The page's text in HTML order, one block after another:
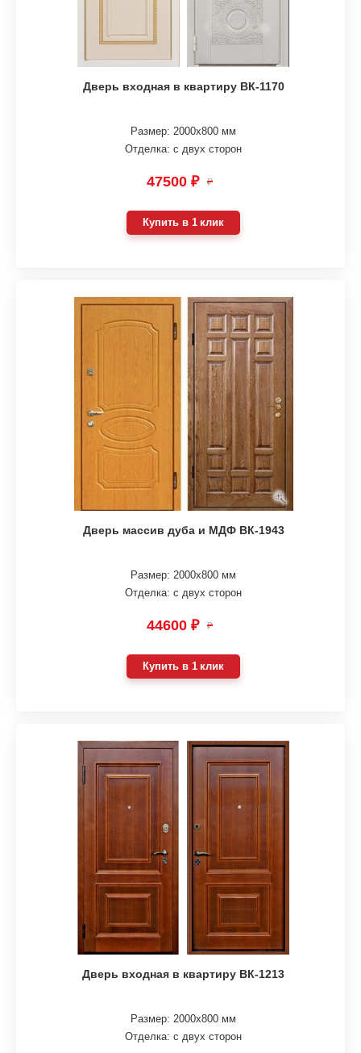
Дверь входная в квартиру ВК-1170
Размер: 2000х800 мм
Отделка: с двух сторон
47500 ₽ ₽
Купить в 1 клик
Дверь массив дуба и МДФ ВК-1943
Размер: 2000х800 мм
Отделка: с двух сторон
44600 ₽ ₽
Купить в 1 клик
Дверь входная в квартиру ВК-1213
Размер: 2000х800 мм
Отделка: с двух сторон